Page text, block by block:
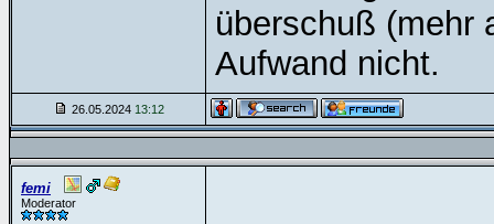
überschuß (mehr
Aufwand nicht.
26.05.2024 13:12
femi
Moderator